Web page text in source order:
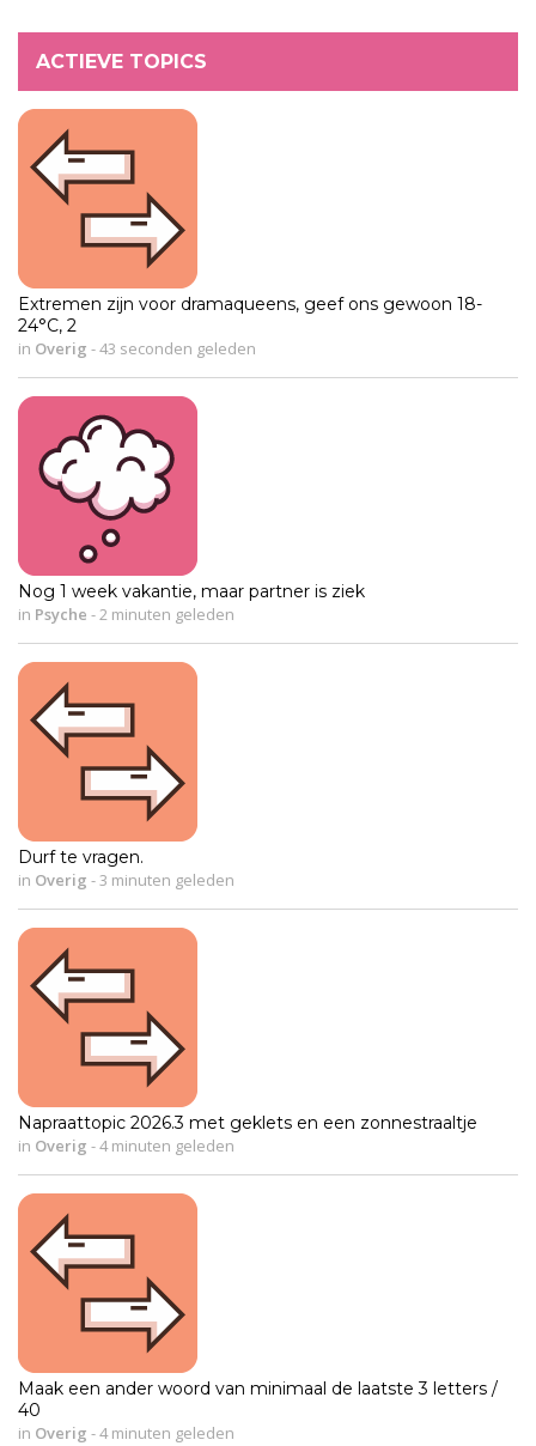
ACTIEVE TOPICS
Extremen zijn voor dramaqueens, geef ons gewoon 18-
24°C, 2
in Overig -43 seconden geleden
Nog 1 week vakantie, maar partner is ziek
in Psyche -2 minuten geleden
Durf te vragen.
in Overig -3 minuten geleden
Napraattopic 2026.3 met geklets en een zonnestraaltje
in Overig -4 minuten geleden
Maak een ander woord van minimaal de laatste 3 letters /
40
in Overig -4 minuten geleden